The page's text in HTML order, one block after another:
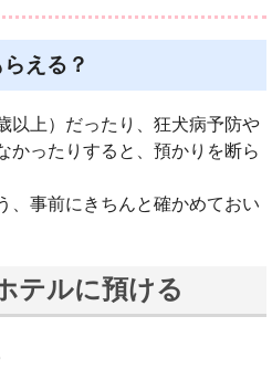
える？
以上）だったり、狂犬病予防や
かったりすると、預かりを断ら
、事前にきちんと確かめておい
テルに預ける